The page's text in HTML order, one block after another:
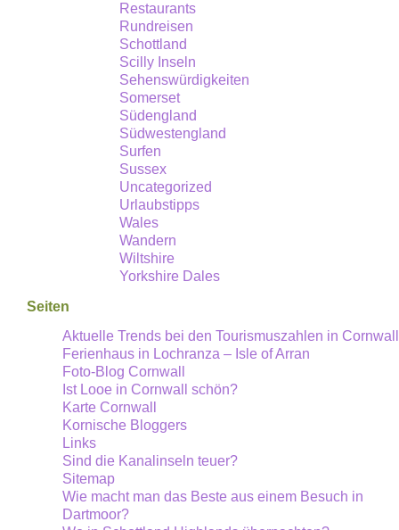
Restaurants
Rundreisen
Schottland
Scilly Inseln
Sehenswürdigkeiten
Somerset
Südengland
Südwestengland
Surfen
Sussex
Uncategorized
Urlaubstipps
Wales
Wandern
Wiltshire
Yorkshire Dales
Seiten
Aktuelle Trends bei den Tourismuszahlen in Cornwall
Ferienhaus in Lochranza – Isle of Arran
Foto-Blog Cornwall
Ist Looe in Cornwall schön?
Karte Cornwall
Kornische Bloggers
Links
Sind die Kanalinseln teuer?
Sitemap
Wie macht man das Beste aus einem Besuch in
Dartmoor?